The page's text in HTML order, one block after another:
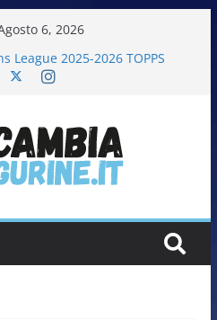
6, 2026
League 2025-2026 TOPPS
PANINI
BKT 2025-2026 PANINI